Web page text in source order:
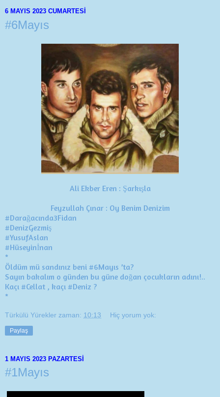
6 MAYIS 2023 CUMARTESI
#6Mayıs
Ali Ekber Eren : Şarkışla
Feyzullah Çınar: Oy Benim Denizim
#Darağacında3Fidan
#DenizGezmiş
#YusufAslan
#Hüseyinİnan
*
Öldüm mü sandınız beni #6Mayıs ’ta?
Sayın bakalım o günden bu güne doğan çocukların adını!..
Kaçı #Cellat , kaçı #Deniz ?
*
Türkülü Yürekler zaman: 10:13 Hiç yorum yok:
Paylaş
1 MAYIS 2023 PAZARTESI
#1Mayıs